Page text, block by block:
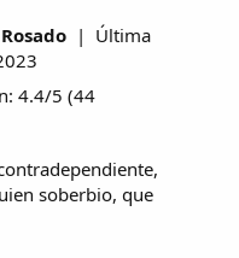
| Última
4.4/5 (44
soberbio, que